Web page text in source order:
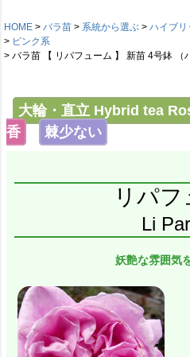
HOME バラ苗 系統から選ぶ
ハイブ
ピンク系
バラ苗 【 リパフューム 】 新苗 4号鉢 （
大輪・直立 Hybrid tea
香
棘少ない
リパフ
Li
妖艶な雰囲気